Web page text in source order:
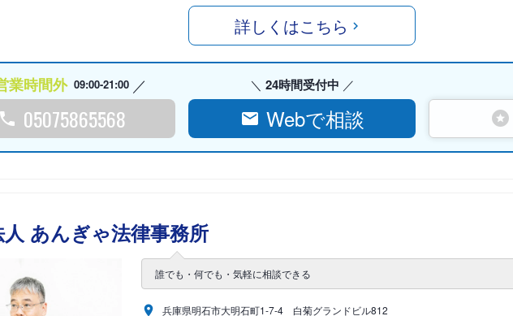
詳しくはこちら
業時間外 09:00-21:00
05075865568
24時間受付中
Webで相談
あんぎゃ法律事務所
誰でも・何でも・気軽に相談できる
兵庫県明石市大明石町1-7-4 白菊グランドビル812